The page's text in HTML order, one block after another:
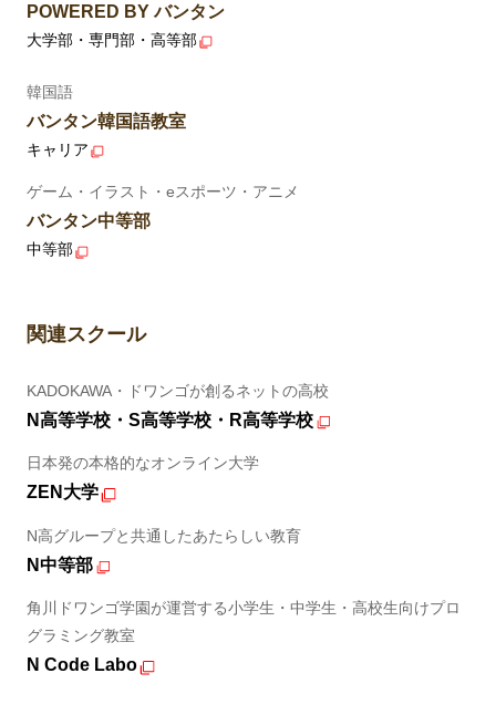
POWERED BY バンタン
大学部・専門部・高等部
韓国語
バンタン韓国語教室
キャリア
ゲーム・イラスト・eスポーツ・アニメ
バンタン中等部
中等部
関連スクール
KADOKAWA・ドワンゴが創るネットの高校
N高等学校・S高等学校・R高等学校
日本発の本格的なオンライン大学
ZEN大学
N高グループと共通したあたらしい教育
N中等部
角川ドワンゴ学園が運営する小学生・中学生・高校生向けプロ
グラミング教室
N Code Labo